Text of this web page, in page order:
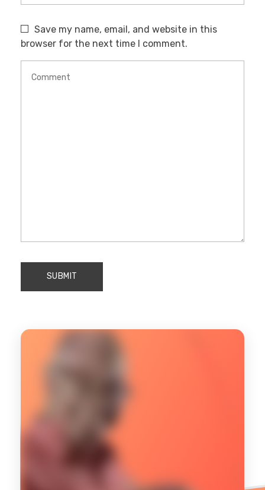
Save my name, email, and website in this
browser for the next time I comment.